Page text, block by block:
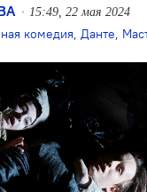
15:49, 22 мая 2024
комедия, Данте,